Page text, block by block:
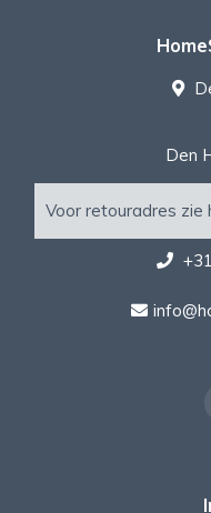
Den
Voor retouradres zie